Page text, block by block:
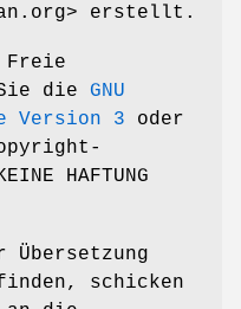
erstellt.
Freie
die GNU
Version 3 oder
HAFTUNG
Übersetzung
schicken